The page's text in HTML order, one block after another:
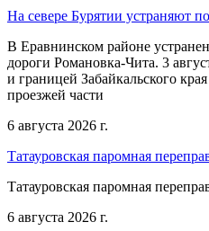
На севере Бурятии устраняют
В Еравнинском районе
дороги Романовка-Чита. 3
и границей Забайкальского
проезжей части
6 августа 2026 г.
Татауровская паромная
Татауровская паромная
6 августа 2026 г.